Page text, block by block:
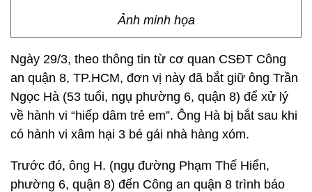
Ảnh minh họa
Ngày 29/3, theo thông tin từ cơ quan CSĐT Công
an quận 8, TP.HCM, đơn vị này đã bắt giữ ông Trần
Ngọc Hà (53 tuổi, ngụ phường 6, quận 8) để xử lý
về hành vi “hiếp dâm trẻ em”. Ông Hà bị bắt sau khi
có hành vi xâm hại 3 bé gái nhà hàng xóm.
Trước đó, ông H. (ngụ đường Phạm Thế Hiển,
phường 6, quận 8) đến Công an quận 8 trình báo